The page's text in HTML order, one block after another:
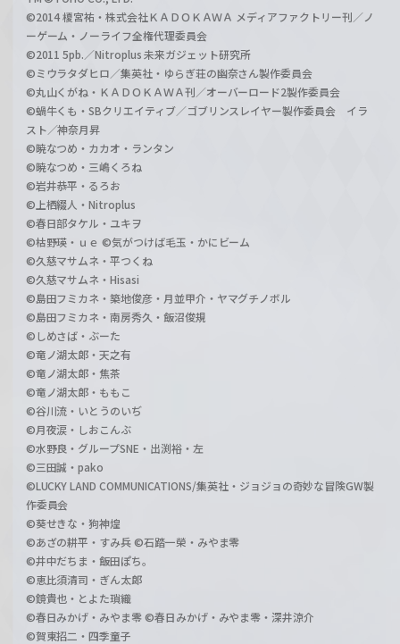
©2014 榎宮祐・株式会社ＫＡＤＯＫＡＷＡ メディアファクトリー刊／ノ
ーゲーム・ノーライフ全権代理委員会
©2011 5pb.／Nitroplus 未来ガジェット研究所
©ミウラタダヒロ／集英社・ゆらぎ荘の幽奈さん製作委員会
©丸山くがね・ＫＡＤＯＫＡＷＡ刊／オーバーロード2製作委員会
©蝸牛くも・SBクリエイティブ／ゴブリンスレイヤー製作委員会 イラ
スト／神奈月昇
©暁なつめ・カカオ・ランタン
©暁なつめ・三嶋くろね
©岩井恭平・るろお
©上栖綴人・Nitroplus
©春日部タケル・ユキヲ
©枯野瑛・ｕｅ ©気がつけば毛玉・かにビーム
©久慈マサムネ・平つくね
©久慈マサムネ・Hisasi
©島田フミカネ・築地俊彦・月並甲介・ヤマグチノボル
©島田フミカネ・南房秀久・飯沼俊規
©しめさば・ぶーた
©竜ノ湖太郎・天之有
©竜ノ湖太郎・焦茶
©竜ノ湖太郎・ももこ
©谷川流・いとうのいぢ
©月夜涙・しおこんぶ
©水野良・グループSNE・出渕裕・左
©三田誠・pako
©LUCKY LAND COMMUNICATIONS/集英社・ジョジョの奇妙な冒険GW製
作委員会
©葵せきな・狗神煌
©あざの耕平・すみ兵 ©石踏一榮・みやま零
©井中だちま・飯田ぽち。
©恵比須清司・ぎん太郎
©鏡貴也・とよた瑣織
©春日みかげ・みやま零 ©春日みかげ・みやま零・深井涼介
©賀東招二・四季童子